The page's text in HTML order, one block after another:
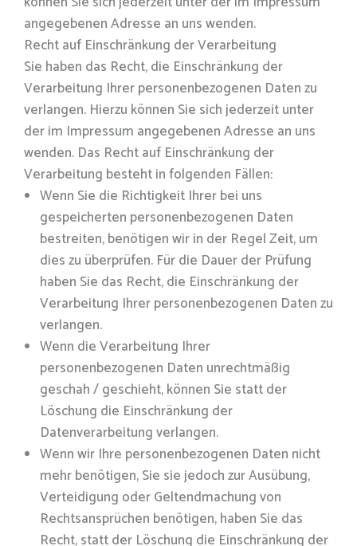
angegebenen Adresse an uns wenden.
Recht auf Einschränkung der Verarbeitung
Sie haben das Recht, die Einschränkung der
Verarbeitung Ihrer personenbezogenen Daten zu
verlangen. Hierzu können Sie sich jederzeit unter
der im Impressum angegebenen Adresse an uns
wenden. Das Recht auf Einschränkung der
Verarbeitung besteht in folgenden Fällen:
Wenn Sie die Richtigkeit Ihrer bei uns
gespeicherten personenbezogenen Daten
bestreiten, benötigen wir in der Regel Zeit, um
dies zu überprüfen. Für die Dauer der Prüfung
haben Sie das Recht, die Einschränkung der
Verarbeitung Ihrer personenbezogenen Daten zu
verlangen.
Wenn die Verarbeitung Ihrer
personenbezogenen Daten unrechtmäßig
geschah / geschieht, können Sie statt der
Löschung die Einschränkung der
Datenverarbeitung verlangen.
Wenn wir Ihre personenbezogenen Daten nicht
mehr benötigen, Sie sie jedoch zur Ausübung,
Verteidigung oder Geltendmachung von
Rechtsansprüchen benötigen, haben Sie das
Recht, statt der Löschung die Einschränkung der